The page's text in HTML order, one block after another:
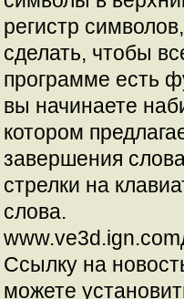
регистр
сделать, чтобы
программе есть
вы начинаете
котором
завершения
стрелки на
слова.
Ссылку на
можете